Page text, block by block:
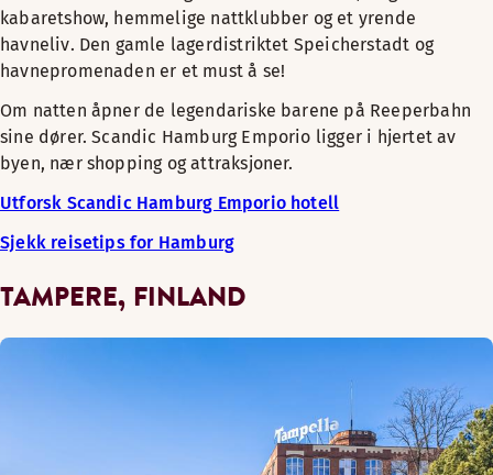
kabaretshow, hemmelige nattklubber og et yrende
havneliv. Den gamle lagerdistriktet Speicherstadt og
havnepromenaden er et must å se!
Om natten åpner de legendariske barene på Reeperbahn
sine dører. Scandic Hamburg Emporio ligger i hjertet av
byen, nær shopping og attraksjoner.
Utforsk Scandic Hamburg Emporio hotell
Sjekk reisetips for Hamburg
TAMPERE, FINLAND